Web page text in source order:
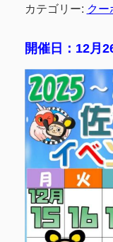
カテゴリー: クー
開催日：12月